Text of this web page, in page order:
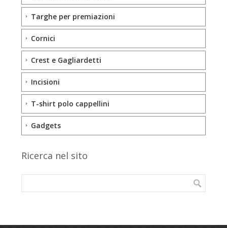
Targhe per premiazioni
Cornici
Crest e Gagliardetti
Incisioni
T-shirt polo cappellini
Gadgets
Ricerca nel sito